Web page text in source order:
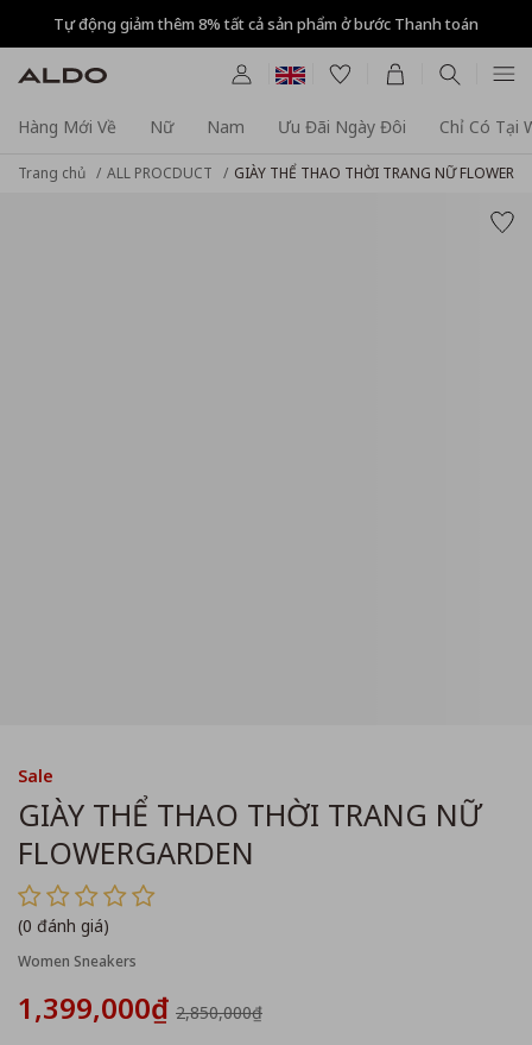
Tự động giảm thêm 8% tất cả sản phẩm ở bước Thanh toán
Hàng Mới Về Nữ Nam Ưu Đãi Ngày Đôi Chỉ Có Tại
Trang chủ ALL PROCDUCT GIÀY THỂ THAO THỜI TRANG NỮ
Sale
GIÀY THỂ THAO THỜI TRANG NỮ
FLOWERGARDEN
(0 đánh giá)
Women Sneakers
1,399,000₫ 2,850,000₫